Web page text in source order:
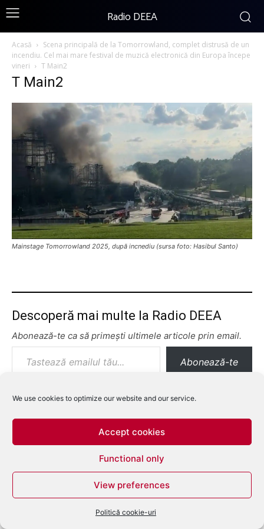
We use cookies to optimize our website and our service.
Accept cookies
Functional only
View preferences
Politică cookie-uri
Radio DEEA
Acasă
Scena principală de la Tomorrowland, complet distrusă de un
incendiu. Cel mai mare festival de muzică electronică din Europa începe
vineri
T Main2
T Main2
Mainstage Tomorrowland 2025, după incnediu (sursa foto: Hasibul Santo)
Descoperă mai multe la Radio DEEA
Abonează-te ca să primești ultimele articole prin email.
Tastează emailul tău...
Abonează-te